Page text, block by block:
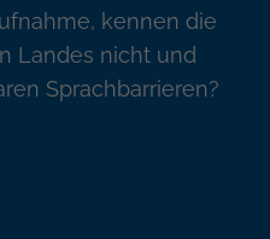
kennen die
Landes nicht und
Sprachbarrieren?